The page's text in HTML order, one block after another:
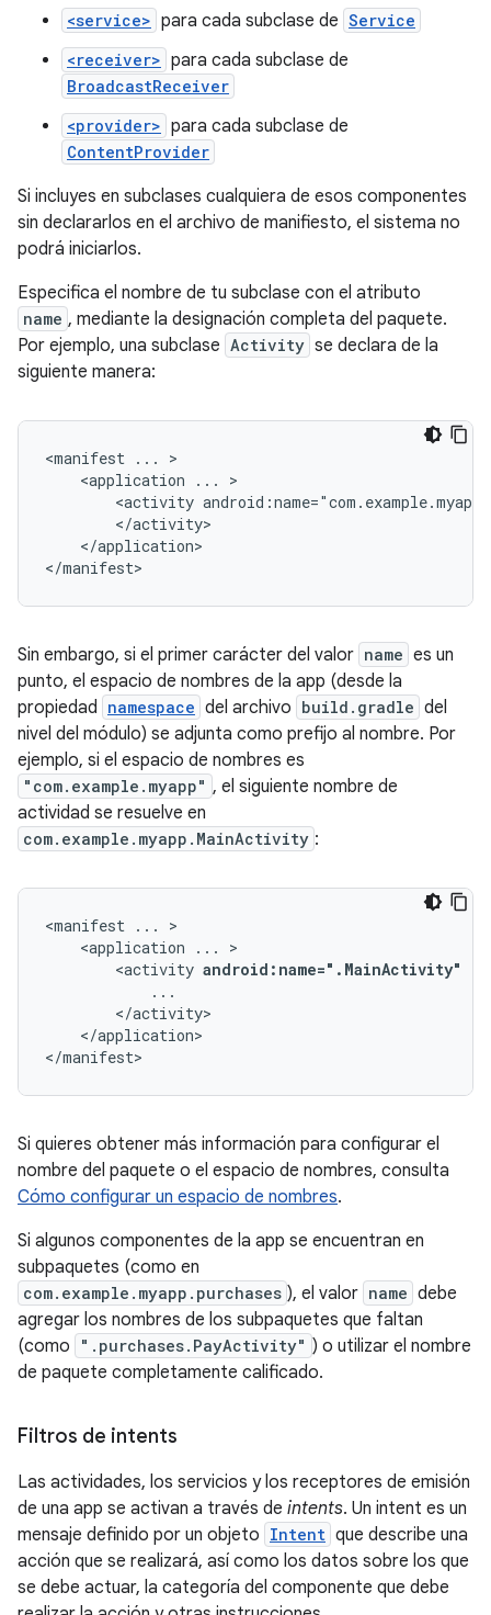
<service> para cada subclase de Service
<receiver> para cada subclase de
BroadcastReceiver
<provider> para cada subclase de
ContentProvider
Si incluyes en subclases cualquiera de esos componentes
sin declararlos en el archivo de manifiesto, el sistema no
podrá iniciarlos.
Especifica el nombre de tu subclase con el atributo
name , mediante la designación completa del paquete.
Por ejemplo, una subclase Activity se declara de la
siguiente manera:
<manifest ...
<application
...
<activity
</application>
</manifest>
Sin embargo, si el primer carácter del valor name es un
punto, el espacio de nombres de la app (desde la
propiedad namespace del archivo build.gradle del
nivel del módulo) se adjunta como prefijo al nombre. Por
ejemplo, si el espacio de nombres es
"com.example.myapp" , el siguiente nombre de
actividad se resuelve en
com.example.myapp.MainActivity :
<manifest ...
<application
...
<activity android:name=".MainActivity"
</application>
</manifest>
Si quieres obtener más información para configurar el
nombre del paquete o el espacio de nombres, consulta
Cómo configurar un espacio de nombres.
Si algunos componentes de la app se encuentran en
subpaquetes (como en
com.example.myapp.purchases ), el valor name debe
agregar los nombres de los subpaquetes que faltan
(como
".purchases.PayActivity" ) o utilizar el nombre
de paquete completamente calificado.
Filtros de intents
Las actividades, los servicios y los receptores de emisión
de una app se activan a través de intents. Un intent es un
mensaje definido por un objeto Intent que describe una
acción que se realizará, así como los datos sobre los que
se debe actuar, la categoría del componente que debe